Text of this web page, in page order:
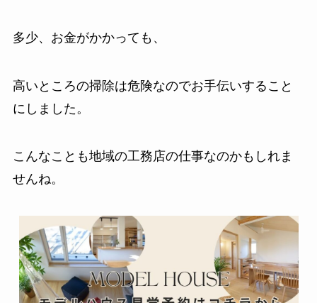
多少、お金がかかっても、
高いところの掃除は危険なのでお手伝いすること
にしました。
こんなことも地域の工務店の仕事なのかもしれま
せんね。